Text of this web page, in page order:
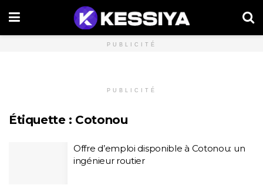
PUBLICITÉ
PUBLICITÉ
Étiquette : Cotonou
Offre d’emploi disponible à Cotonou: un
ingénieur routier